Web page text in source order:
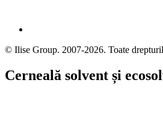
© Ilise Group. 2007-2026. Toate
Cerneală solvent și